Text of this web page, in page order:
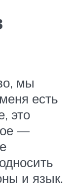
мы
есть
это
—
и язык.